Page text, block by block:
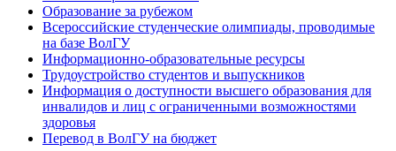
Образование за рубежом
Всероссийские студенческие олимпиады, проводимые
на базе ВолГУ
Информационно-образовательные ресурсы
Трудоустройство студентов и выпускников
Информация о доступности высшего образования для
инвалидов и лиц с ограниченными возможностями
здоровья
Перевод в ВолГУ на бюджет